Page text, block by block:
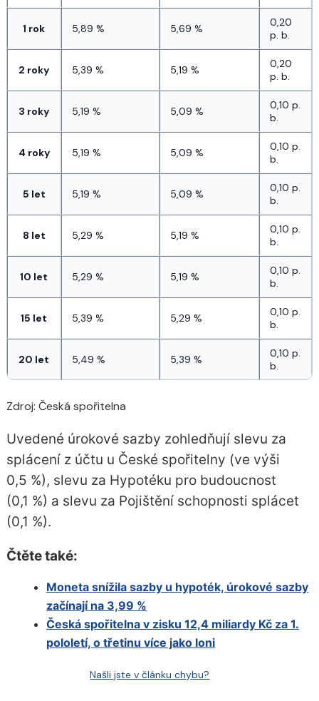
1 rok 5,89 % 5,69 %
0,20
p. b.
2 roky 5,39 % 5,19 %
0,20
p. b.
3 roky 5,19 % 5,09 %
0,10 p.
b.
4 roky 5,19 % 5,09 %
0,10 p.
b.
5 let 5,19 % 5,09 %
0,10 p.
b.
8 let 5,29 % 5,19 %
0,10 p.
b.
10 let 5,29 % 5,19 %
0,10 p.
b.
15 let 5,39 % 5,29 %
0,10 p.
b.
20 let 5,49 % 5,39 %
0,10 p.
b.
Zdroj: Česká spořitelna
Uvedené úrokové sazby zohledňují slevu za
splácení z účtu u České spořitelny (ve výši
0,5 %), slevu za Hypotéku pro budoucnost
(0,1 %) a slevu za Pojištění schopnosti splácet
(0,1 %).
Čtěte také:
Moneta snížila sazby u hypoték, úrokové sazby
začínají na 3,99 %
Česká spořitelna v zisku 12,4 miliardy Kč za 1.
pololetí, o třetinu více jako loni
Našli jste v článku chybu?